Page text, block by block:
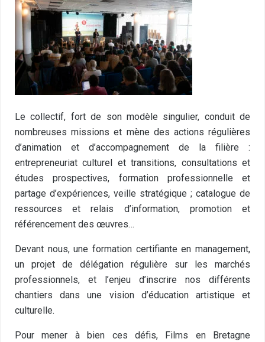
Le collectif, fort de son modèle singulier, conduit de
nombreuses missions et mène des actions régulières
d’animation et d’accompagnement de la filière :
entrepreneuriat culturel et transitions, consultations et
études prospectives, formation professionnelle et
partage d’expériences, veille stratégique ; catalogue de
ressources et relais d’information, promotion et
référencement des œuvres…
Devant nous, une formation certifiante en management,
un projet de délégation régulière sur les marchés
professionnels, et l’enjeu d’inscrire nos différents
chantiers dans une vision d’éducation artistique et
culturelle.
Pour mener à bien ces défis, Films en Bretagne